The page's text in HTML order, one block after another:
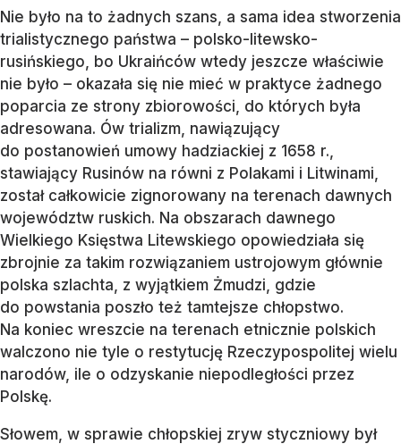
Nie było na to żadnych szans, a sama idea stworzenia
trialistycznego państwa – polsko-litewsko-
rusińskiego, bo Ukraińców wtedy jeszcze właściwie
nie było – okazała się nie mieć w praktyce żadnego
poparcia ze strony zbiorowości, do których była
adresowana. Ów trializm, nawiązujący
do postanowień umowy hadziackiej z 1658 r.,
stawiający Rusinów na równi z Polakami i Litwinami,
został całkowicie zignorowany na terenach dawnych
województw ruskich. Na obszarach dawnego
Wielkiego Księstwa Litewskiego opowiedziała się
zbrojnie za takim rozwiązaniem ustrojowym głównie
polska szlachta, z wyjątkiem Żmudzi, gdzie
do powstania poszło też tamtejsze chłopstwo.
Na koniec wreszcie na terenach etnicznie polskich
walczono nie tyle o restytucję Rzeczypospolitej wielu
narodów, ile o odzyskanie niepodległości przez
Polskę.
Słowem, w sprawie chłopskiej zryw styczniowy był